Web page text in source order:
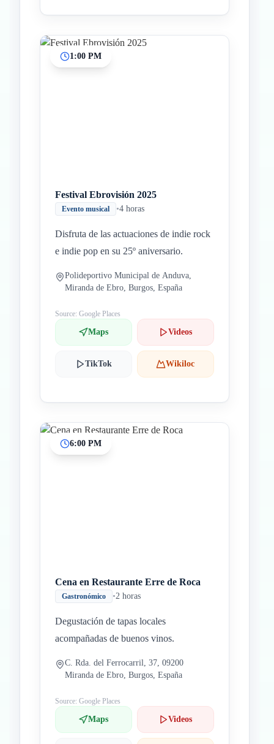
1:00 PM
Festival Ebrovisión 2025
Evento musical •4 horas
Disfruta de las actuaciones de indie rock
e indie pop en su 25º aniversario.
Polideportivo Municipal de Anduva,
Miranda de Ebro, Burgos, España
Source: Google Places
Maps Videos
TikTok Wikiloc
6:00 PM
Cena en Restaurante Erre de Roca
Gastronómico •2 horas
Degustación de tapas locales
acompañadas de buenos vinos.
C. Rda. del Ferrocarril, 37, 09200
Miranda de Ebro, Burgos, España
Source: Google Places
Maps Videos